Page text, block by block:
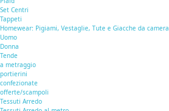
Set Centri
Tappeti
Homewear: Pigiami, Vestaglie, Tute e Giacche da camera
Uomo
Donna
Tende
a metraggio
portierini
confezionate
offerte/scampoli
Tessuti Arredo